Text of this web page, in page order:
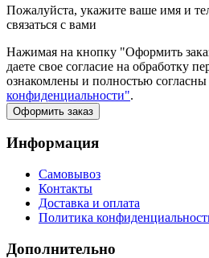
Пожалуйста, укажите ваше имя и
связаться с вами
Нажимая на кнопку "Оформить
даете свое согласие на обработку
ознакомлены и полностью согласны
конфиденциальности".
Оформить заказ
Информация
Самовывоз
Контакты
Доставка и оплата
Политика
Дополнительно